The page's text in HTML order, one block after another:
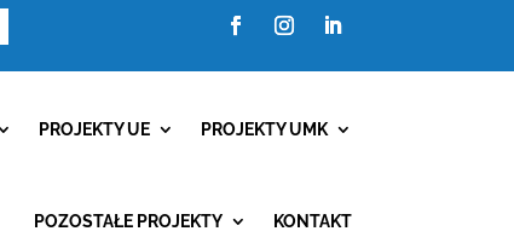
PROJEKTY UE PROJEKTY UMK
POZOSTAŁE PROJEKTY KONTAKT